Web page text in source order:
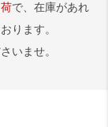
で、在庫があれ
ります。
いませ。